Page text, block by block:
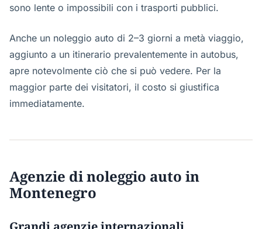
sono lente o impossibili con i trasporti pubblici.
Anche un noleggio auto di 2–3 giorni a metà viaggio,
aggiunto a un itinerario prevalentemente in autobus,
apre notevolmente ciò che si può vedere. Per la
maggior parte dei visitatori, il costo si giustifica
immediatamente.
Agenzie di noleggio auto in
Montenegro